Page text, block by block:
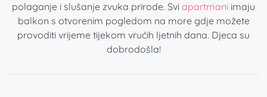
polaganje i slušanje zvuka prirode. Svi apartmani imaju
balkon s otvorenim pogledom na more gdje možete
provoditi vrijeme tijekom vrućih ljetnih dana. Djeca su
dobrodošla!